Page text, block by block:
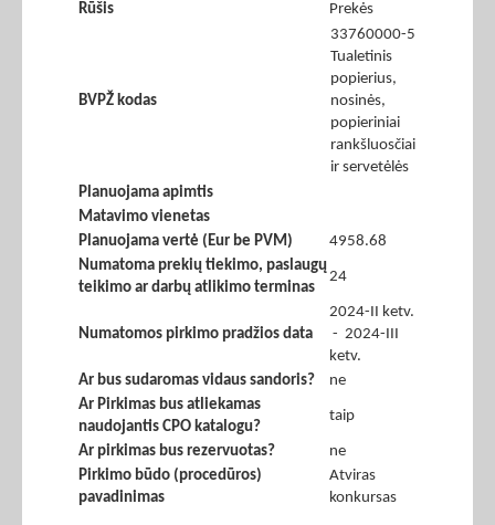
Rūšis
Prekės
BVPŽ kodas
33760000-5
Tualetinis
popierius,
nosinės,
popieriniai
rankšluosčiai
ir servetėlės
Planuojama apimtis
Matavimo vienetas
Planuojama vertė (Eur be PVM)
4958.68
Numatoma prekių tiekimo, paslaugų
teikimo ar darbų atlikimo terminas
24
Numatomos pirkimo pradžios data
2024-II ketv.
- 2024-III
ketv.
Ar bus sudaromas vidaus sandoris?
ne
Ar Pirkimas bus atliekamas
naudojantis CPO katalogu?
taip
Ar pirkimas bus rezervuotas?
ne
Pirkimo būdo (procedūros)
pavadinimas
Atviras
konkursas